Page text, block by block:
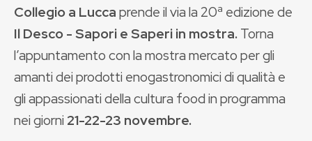
Collegioa Luccaprende il viala 20ª edizione de
Il Desco - Sapori e Saperi in mostra.Torna
l’appuntamento con la mostra mercato per gli
amanti dei prodotti enogastronomici di qualità e
gli appassionati della cultura foodin programma
nei giorni 21-22-23 novembre.